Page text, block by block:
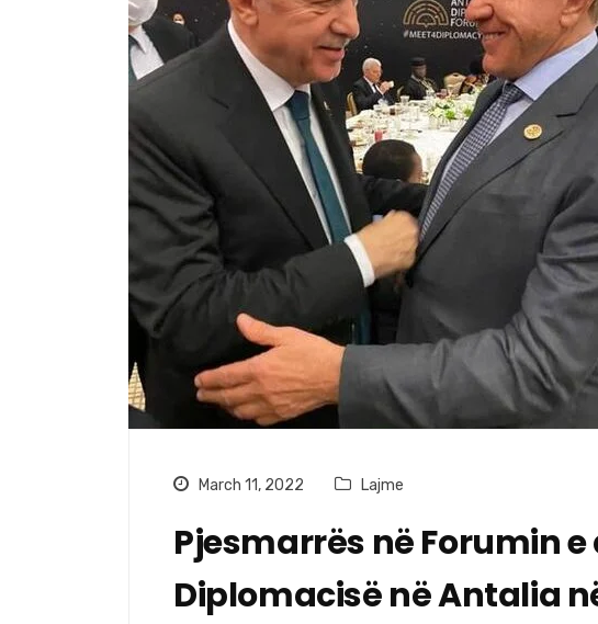
March 11, 2022 Lajme
Pjesmarrës në Forumin
Diplomacisë në Antalia